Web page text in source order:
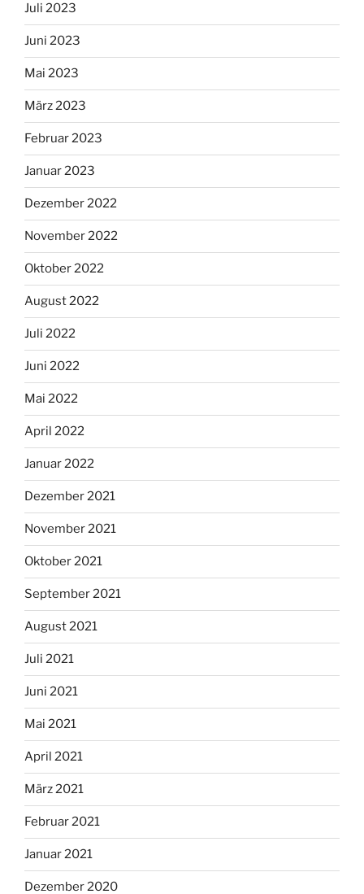
Juli 2023
Juni 2023
Mai 2023
März 2023
Februar 2023
Januar 2023
Dezember 2022
November 2022
Oktober 2022
August 2022
Juli 2022
Juni 2022
Mai 2022
April 2022
Januar 2022
Dezember 2021
November 2021
Oktober 2021
September 2021
August 2021
Juli 2021
Juni 2021
Mai 2021
April 2021
März 2021
Februar 2021
Januar 2021
Dezember 2020